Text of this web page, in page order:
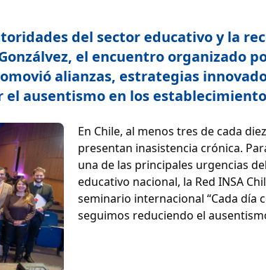
del sector educativo y la
el encuentro organizado
alianzas, estrategias
ausentismo en los
En Chile, al menos tres de cada
presentan inasistencia crónica.
una de las principales urgencias
educativo nacional, la Red INSA
seminario internacional “Cada día
seguimos reduciendo el